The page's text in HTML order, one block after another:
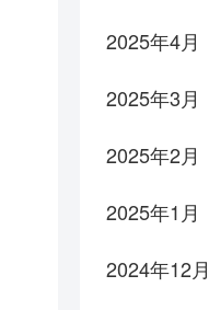
2025年4月
2025年3月
2025年2月
2025年1月
2024年12月